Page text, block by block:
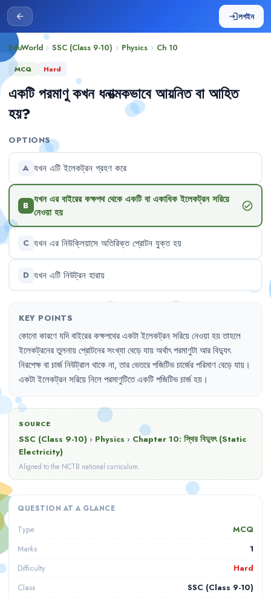
arrow_back loginলগইন
EduWorld chevron_right SSC (Class 9-10) chevron_right Physics chevron_right Ch 10
MCQ Hard
একটি পরমাণু কখন ধনাত্মকভাবে আয়নিত বা আহিত
হয়?
OPTIONS
A যখন এটি ইলেকট্রন গ্রহণ করে
B যখন এর বাইরের কক্ষপথ থেকে একটি বা একাধিক ইলেকট্রন সরিয়ে
নেওয়া হয় check_circle
C যখন এর নিউক্লিয়াসে অতিরিক্ত প্রোটন যুক্ত হয়
D যখন এটি নিউট্রন হারায়
KEY POINTS
কোনোকারণেযদিবাইরেরকক্ষপথেরএকটাইলেকট্রনসরিয়েনেওয়াহয়তাহলে
ইলেকট্রনেরতুলনায়প্রোটনেরসংখ্যাবেড়েযায়অর্থাৎপরমাণুটাআরবিদ্যুৎ
নিরপেক্ষবাচার্জনিউট্রালথাকেনা, তারভেতরেপজিটিভচার্জেরপরিমাণবেড়েযায় ।
একটাইলেকট্রনসরিয়েনিলেপরমাণুটিতেএকটিপজিটিভচার্জহয় ।
SOURCE
SSC (Class 9-10) › Physics › Chapter 10: স্থির বিদ্যুৎ (Static
Electricity)
Aligned to the NCTB national curriculum.
QUESTION AT A GLANCE
Type MCQ
Marks 1
Difficulty Hard
Class SSC (Class 9-10)